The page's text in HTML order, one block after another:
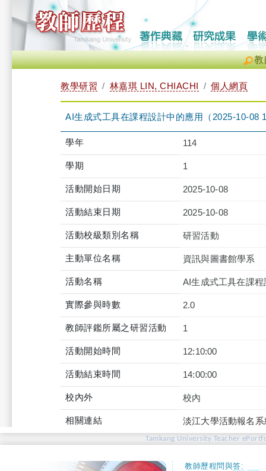
教
教學研習 林嘉琪 LIN, CHIACHI 個人網頁
AI生成式工具在課程設計中的應用（2025-10-08
學年 114
學期 1
活動開始日期 2025-10-08
活動結束日期 2025-10-08
活動校級類別名稱 研習活動
主動單位名稱 資訊與圖書館學系
活動名稱 AI生成式工具在課
實際參與時數 2.0
教師評鑑所屬之研習活動 1
活動開始時間 12:10:00
活動結束時間 14:00:00
校內外 校內
相關連結 淡江大學活動報名
Tamkang University Teacher
教師歷程問與答: